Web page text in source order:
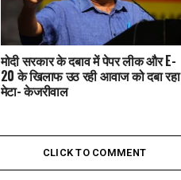
मोदी सरकार के दबाव में पेपर लीक और E-
20 के खिलाफ उठ रही आवाज को दबा रहा
मेटा- केजरीवाल
CLICK TO COMMENT